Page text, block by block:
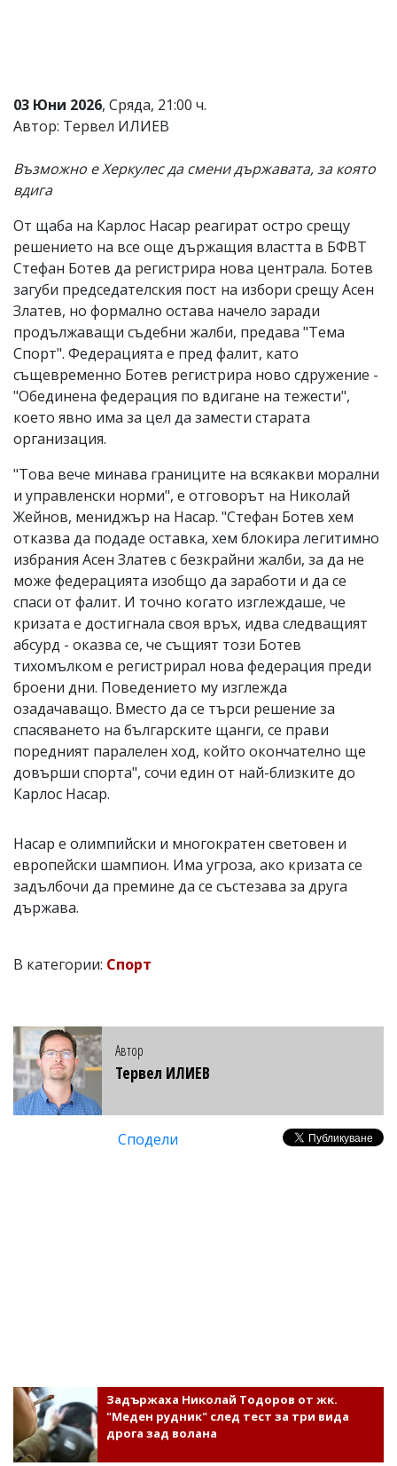
от
читателите
и
не
носи
отговорност
тях!
Ако
откриете
обиден
за
вас
коментар,
моля
сигнализирайте
ни!
03 Юни 2026, Сряда, 21:00 ч.
Автор: Тервел ИЛИЕВ
Възможно е Херкулес да смени държавата, за която
вдига
От щаба на Карлос Насар реагират остро срещу
решението на все още държащия властта в БФВТ
Стефан Ботев да регистрира нова централа. Ботев
загуби председателския пост на избори срещу Асен
Златев, но формално остава начело заради
продължаващи съдебни жалби, предава "Тема
Спорт". Федерацията е пред фалит, като
същевременно Ботев регистрира ново сдружение -
"Обединена федерация по вдигане на тежести",
което явно има за цел да замести старата
организация.
"Това вече минава границите на всякакви морални
и управленски норми", е отговорът на Николай
Жейнов, мениджър на Насар. "Стефан Ботев хем
отказва да подаде оставка, хем блокира легитимно
избрания Асен Златев с безкрайни жалби, за да не
може федерацията изобщо да заработи и да се
спаси от фалит. И точно когато изглеждаше, че
кризата е достигнала своя връх, идва следващият
абсурд - оказва се, че същият този Ботев
тихомълком е регистрирал нова федерация преди
броени дни. Поведението му изглежда
озадачаващо. Вместо да се търси решение за
спасяването на българските щанги, се прави
поредният паралелен ход, който окончателно ще
довърши спорта", сочи един от най-близките до
Карлос Насар.
Насар е олимпийски и многократен световен и
европейски шампион. Има угроза, ако кризата се
задълбочи да премине да се състезава за друга
държава.
В категории: Спорт
Автор
Тервел ИЛИЕВ
Сподели
Задържаха Николай Тодоров от жк.
"Меден рудник" след тест за три вида
дрога зад волана